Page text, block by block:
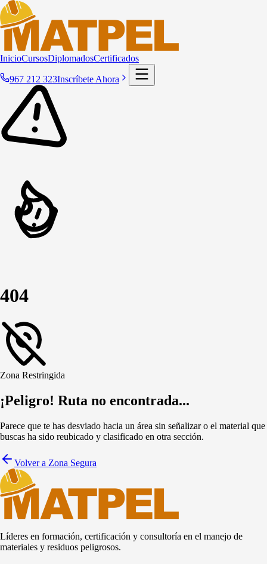
InicioCursosDiplomadosCertificados
967 212 323Inscríbete Ahora
404
Zona Restringida
¡Peligro! Ruta no encontrada...
Parece que te has desviado hacia un área sin señalizar o el material que
buscas ha sido reubicado y clasificado en otra sección.
Volver a Zona Segura
Líderes en formación, certificación y consultoría en el manejo de
materiales y residuos peligrosos.